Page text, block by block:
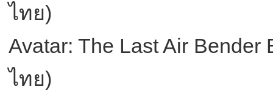
ไทย)
Avatar: The Last Air
ไทย)